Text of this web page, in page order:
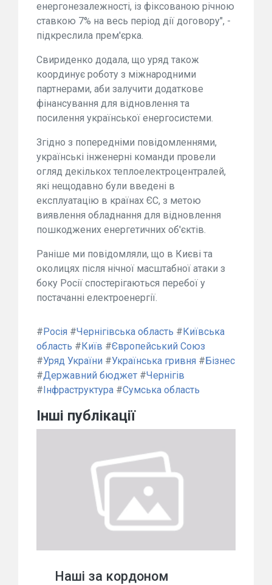
енергонезалежності, із фіксованою річною
ставкою 7% на весь період дії договору", -
підкреслила прем'єрка.
Свириденко додала, що уряд також
координує роботу з міжнародними
партнерами, аби залучити додаткове
фінансування для відновлення та
посилення української енергосистеми.
Згідно з попередніми повідомленнями,
українські інженерні команди провели
огляд декількох теплоелектроцентралей,
які нещодавно були введені в
експлуатацію в країнах ЄС, з метою
виявлення обладнання для відновлення
пошкоджених енергетичних об'єктів.
Раніше ми повідомляли, що в Києві та
околицях після нічної масштабної атаки з
боку Росії спостерігаються перебої у
постачанні електроенергії.
# Росія #Чернігівська область # Київська
область # Київ #Європейський Союз
#Уряд України #Українська гривня # Бізнес
#Державний бюджет #Чернігів
# Інфраструктура #Сумська область
Інші публікації
Наші за кордоном